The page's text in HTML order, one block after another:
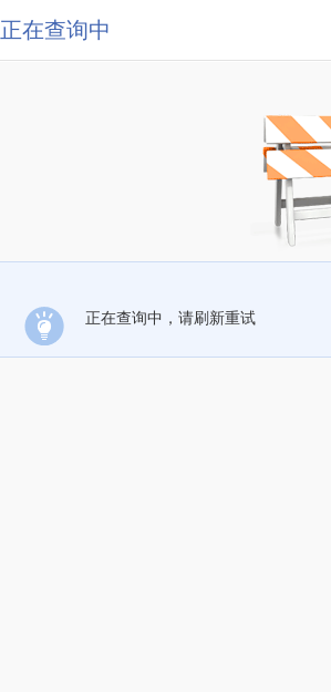
正在查询中
正在查询中，请刷新重试